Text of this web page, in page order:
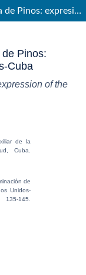
Eliminación de la Zona Franca de Isla de Pinos: expresión del conflicto Estados Unidos-Cuba